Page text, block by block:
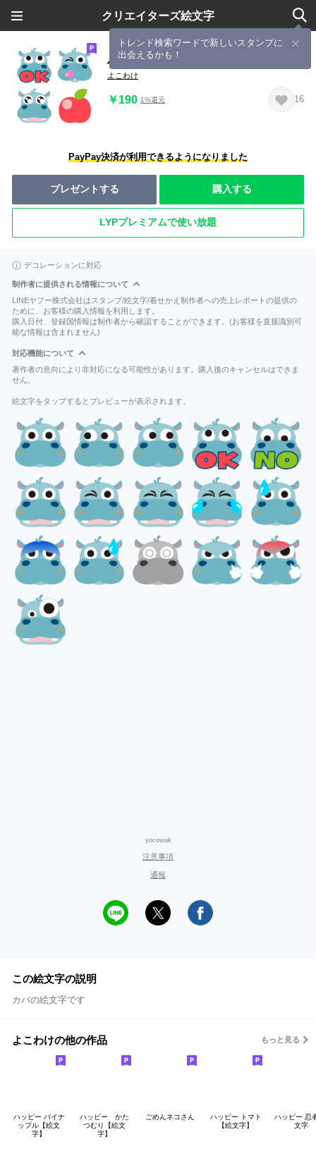
クリエイターズ絵文字
トレンド検索ワードで新しいスタンプに
出会えるかも！
ハッピーヒッポ カバさんの絵文字
よこわけ
￥190 1%還元 16
PayPay決済が利用できるようになりました
プレゼントする 購入する
LYPプレミアムで使い放題
デコレーションに対応
制作者に提供される情報について
LINEヤフー株式会社はスタンプ/絵文字/着せかえ制作者への売上レポートの提供の
ために、お客様の購入情報を利用します。
購入日付、登録国情報は制作者から確認することができます。(お客様を直接識別可
能な情報は含まれません)
対応機能について
著作者の意向により非対応になる可能性があります。購入後のキャンセルはできま
せん。
絵文字をタップするとプレビューが表示されます。
yocowak
注意事項
通報
この絵文字の説明
カバの絵文字です
よこわけの他の作品 もっと見る
ハッピー パイナ
ップル【絵文
字】
ハッピー かた
つむり【絵文
字】
ごめんネコさん
ハッピー トマト
【絵文字】
ハッピー 忍
文字